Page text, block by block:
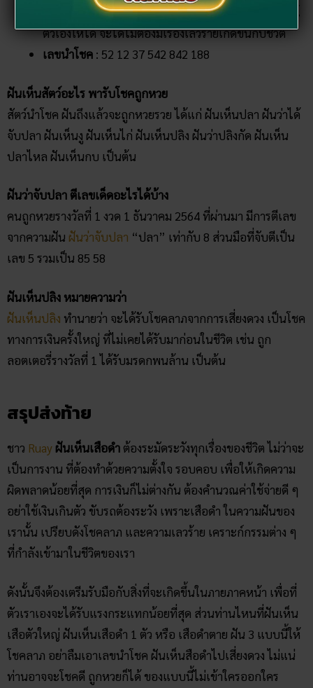
เอง ดังนั้นทำการงานอะไรช่วงนี้ต้องมีสติ ควบตุมอารมณ์
ตัวเองให้ได้ จะได้ไม่ต้องมีเรื่องเลวร้ายเกิดขึ้นกับชีวิต
เลขนำโชค : 52 12 37 542 842 188
ฝันเห็นสัตว์อะไร พารับโชคถูกหวย
สัตว์นำโชค ฝันถึงแล้วจะถูกหวยรวย ได้แก่ ฝันเห็นปลา ฝันว่าได้
จับปลา ฝันเห็นงู ฝันเห็นไก่ ฝันเห็นปลิง ฝันว่าปลิงกัด ฝันเห็น
ปลาไหล ฝันเห็นกบ เป็นต้น
ฝันว่าจับปลา ตีเลขเด็ดอะไรได้บ้าง
คนถูกหวยรางวัลที่ 1 งวด 1 ธันวาคม 2564 ที่ผ่านมา มีการตีเลข
จากความฝัน ฝันว่าจับปลา “ปลา” เท่ากับ 8 ส่วนมือที่จับตีเป็น
เลข 5 รวมเป็น 85 58
ฝันเห็นปลิง หมายความว่า
ฝันเห็นปลิง ทำนายว่า จะได้รับโชคลาภจากการเสี่ยงดวง เป็นโชค
ทางการเงินครั้งใหญ่ ที่ไม่เคยได้รับมาก่อนในชีวิต เช่น ถูก
ลอตเตอรี่รางวัลที่ 1 ได้รับมรดกพนล้าน เป็นต้น
สรุปส่งท้าย
ชาว Ruay ฝันเห็นเสือดำ ต้องระมัดระวังทุกเรื่องของชีวิต ไม่ว่าจะ
เป็นการงาน ที่ต้องทำด้วยความตั้งใจ รอบคอบ เพื่อให้เกิดความ
ผิดพลาดน้อยที่สุด การเงินก็ไม่ต่างกัน ต้องคำนวณค่าใช้จ่ายดี ๆ
อย่าใช้เงินเกินตัว ขับรถต้องระวัง เพราะเสือดำ ในความฝันของ
เรานั้น เปรียบดังโชคลาภ และความเลวร้าย เคราะก์กรรมต่าง ๆ
ที่กำลังเข้ามาในชีวิตของเรา
ดังนั้นจึงต้องเตรีมรับมือกับสิ่งที่จะเกิดขึ้นในภายภาคหน้า เพื่อที่
ตัวเราเองจะได้รับแรงกระแทกน้อยที่สุด ส่วนท่านไหนที่ฝันเห็น
เสือตัวใหญ่ ฝันเห็นเสือดำ 1 ตัว หรือ เสือดำตาย ฝัน 3 แบบนี้ให้
โชคลาภ อย่าลืมเอาเลขนำโชค ฝันเห็นสือดำไปเสี่ยงดวง ไม่แน่
ท่านอาจจะโชคดี ถูกหวยก็ได้ ของแบบนี้ไม่เข้าใครออกใคร